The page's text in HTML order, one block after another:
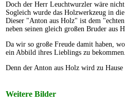
Doch der Herr Leuchtwurzler wäre
Sogleich wurde das Holzwerkzeug in
Dieser "Anton aus Holz" ist dem
neben seinen gleich großen Bruder aus
Da wir so große Freude damit haben,
ein Abbild ihres Lieblings zu bekommen.
Denn der Anton aus Holz wird zu
Weitere Bilder